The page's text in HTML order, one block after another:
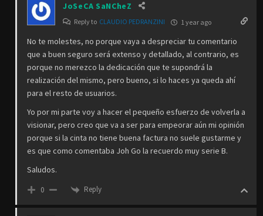
JoSeCA SaNCheZ
Reply to CLAUDIO PEDRANZINI 1 year ago
No te molestes, no porque vaya a despreciar tu comentario
que a buen seguro será extenso y detallado, al contrario, es
porque no merezco la dedicación que te supondrá la
realización del mismo, pero bueno, si lo haces ya queda ahí
para el resto de usuarios.
Yo por mi parte voy a hacer el pequeño esfuerzo de volverla a
visionar, pero creo que va a ser para empeorar aún mi opinión
porque si la cinta no tiene buena factura no suele gustarme y
es que como comentaba Joh Go la recuerdo muy serie B.
Saludos.
0 Reply